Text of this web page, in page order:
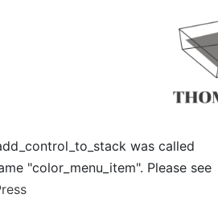
was called
"color_menu_item". Please see